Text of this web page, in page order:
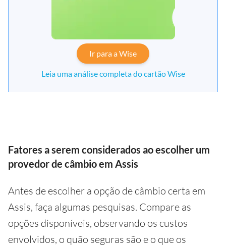
Ir para a Wise
Leia uma análise completa do cartão Wise
Fatores a serem considerados ao escolher um
provedor de câmbio em Assis
Antes de escolher a opção de câmbio certa em
Assis, faça algumas pesquisas. Compare as
opções disponíveis, observando os custos
envolvidos, o quão seguras são e o que os